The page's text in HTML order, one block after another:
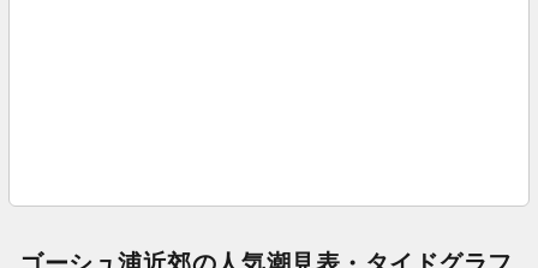
ゴーシュ浦近郊の人気潮見表・タイドグラフ